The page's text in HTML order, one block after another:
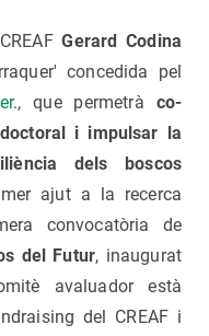
Gerard Codina
concedida pel
., que permetrà co-
i impulsar la
dels boscos
ajut a la recerca
convocatòria de
del Futur, inaugurat
avaluador està
del CREAF i